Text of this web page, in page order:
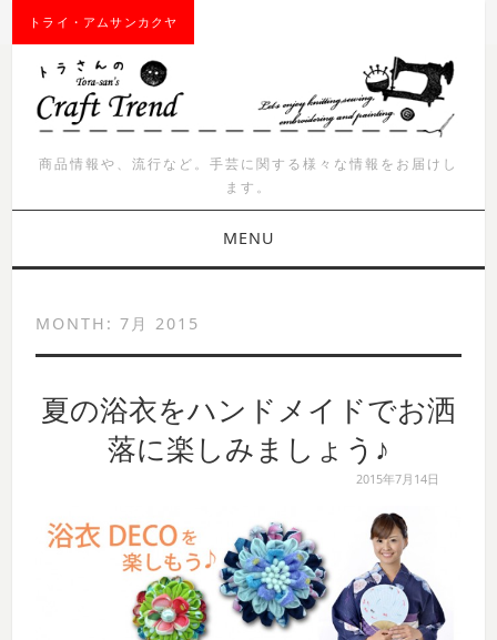
トライ・アムサンカクヤ
商品情報や、流行など。手芸に関する様々な情報をお届けし
ます。
MENU
商品紹介
イベント
ワークショップ
MONTH:7月 2015
夏の浴衣をハンドメイドでお洒
落に楽しみましょう♪
2015年7月14日